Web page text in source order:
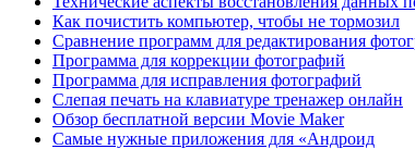
Как почистить компьютер, чтобы не тормозил
Сравнение программ для редактирования
Программа для коррекции фотографий
Программа для исправления фотографий
Cлепая печать на клавиатуре тренажер онлайн
Обзор бесплатной версии Movie Maker
Самые нужные приложения для «Андроид